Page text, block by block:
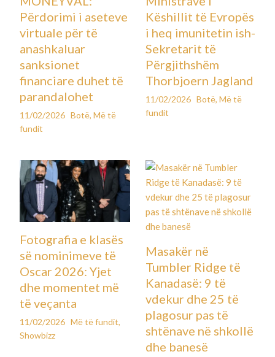
Përdorimi i aseteve
virtuale për të
anashkaluar
sanksionet
financiare duhet të
parandalohet
11/02/2026 Botë,Më të
fundit
Këshillit të Evropës
i heq imunitetin ish-
Sekretarit të
Përgjithshëm
Thorbjoern Jagland
11/02/2026 Botë, Më të
fundit
Fotografia e klasës
së nominimeve të
Oscar 2026: Yjet
dhe momentet më
të veçanta
11/02/2026 Më të fundit,
Showbizz
Masakër në
Tumbler Ridge të
Kanadasë: 9 të
vdekur dhe 25 të
plagosur pas të
shtënave në shkollë
dhe banesë